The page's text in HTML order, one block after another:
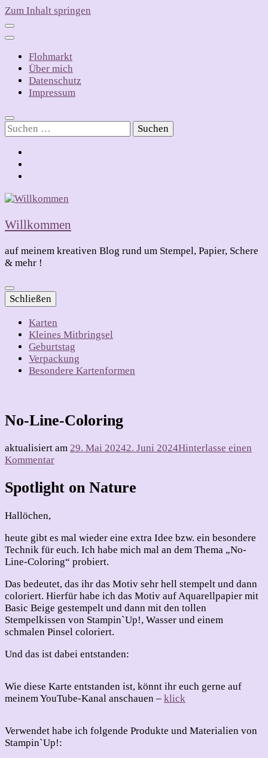
Zum Inhalt springen
Flohmarkt
Über mich
Datenschutz
Impressum
Suchen
nach:
Willkommen
auf meinem kreativen Blog rund um Stempel, Papier, Schere
& mehr !
Schließen
Karten
Kleines Mitbringsel
Geburtstag
Verpackung
Besondere Kartenformen
No-Line-Coloring
aktualisiert am 29. Mai 20242. Juni 2024Hinterlasse einen
Kommentarzu
Line-
Coloring
Spotlight on Nature
Hallöchen,
heute gibt es mal wieder eine extra Idee bzw. ein besondere
Technik für euch. Ich habe mich mal an dem Thema „No-
Line-Coloring“ probiert.
Das bedeutet, das ihr das Motiv sehr hell stempelt und dann
coloriert. Hierfür habe ich das Motiv auf Aquarellpapier mit
Basic Beige gestempelt und dann mit den tollen
Stempelkissen von Stampin`Up!, Wasser und einem
schmalen Pinsel coloriert.
Und das ist dabei entstanden:
Wie diese Karte entstanden ist, könnt ihr euch gerne auf
meinem YouTube-Kanal anschauen – klick
Verwendet habe ich folgende Produkte und Materialien von
Stampin`Up!: